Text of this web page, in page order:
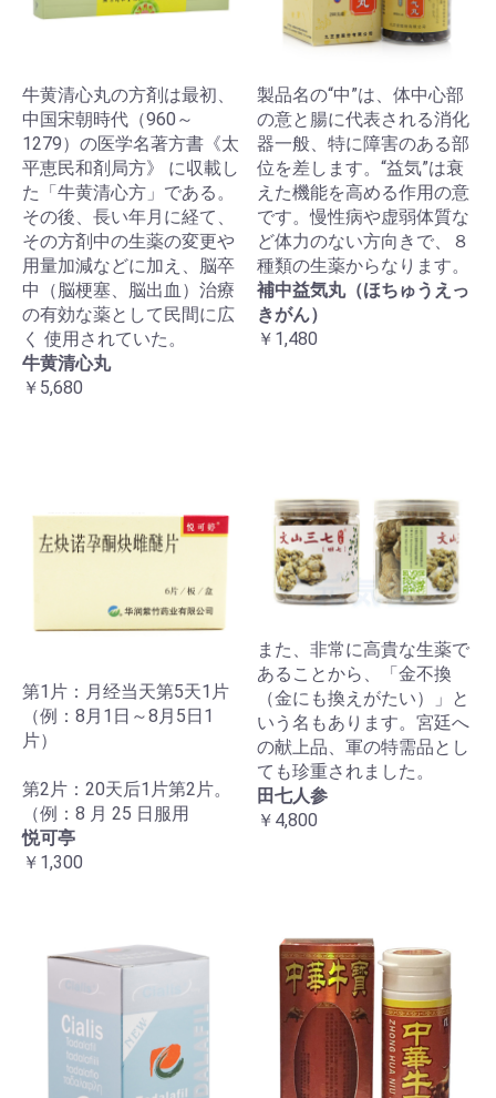
牛黄清心丸の方剤は最初、
中国宋朝時代（960～
1279）の医学名著方書《太
平恵民和剤局方》 に収載し
た「牛黄清心方」である。
その後、長い年月に経て、
その方剤中の生薬の変更や
用量加減などに加え、脳卒
中（脳梗塞、脳出血）治療
の有効な薬として民間に広
く 使用されていた。
牛黄清心丸
￥5,680
製品名の“中”は、体中心部
の意と腸に代表される消化
器一般、特に障害のある部
位を差します。“益気”は衰
えた機能を高める作用の意
です。慢性病や虚弱体質な
ど体力のない方向きで、８
種類の生薬からなります。
補中益気丸（ほちゅうえっ
きがん）
￥1,480
第1片：月经当天第5天1片
（例：8月1日～8月5日1
片）
第2片：20天后1片第2片。
（例：8 月 25 日服用
悦可亭
￥1,300
また、非常に高貴な生薬で
あることから、「金不換
（金にも換えがたい）」と
いう名もあります。宮廷へ
の献上品、軍の特需品とし
ても珍重されました。
田七人参
￥4,800